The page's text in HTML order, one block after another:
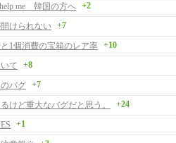
help me 韓国の方へ +2
けられない +7
1個消費の宝箱のレア率 +10
て
+8
バグ +7
けど重大なバグだと思う。
+24
+1